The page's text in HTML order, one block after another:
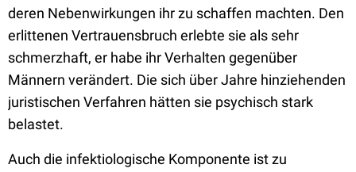
deren Nebenwirkungen ihr zu schaffen machten. Den
erlittenen Vertrauensbruch erlebte sie als sehr
schmerzhaft, er habe ihr Verhalten gegenüber
Männern verändert. Die sich über Jahre hinziehenden
juristischen Verfahren hätten sie psychisch stark
belastet.
Auch die infektiologische Komponente ist zu